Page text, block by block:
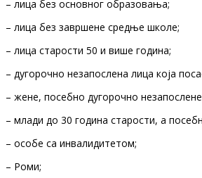
– лица без основног образовања;
– лица без завршене средње школе;
– лица старости 50 и више година;
– дугорочно незапослена лица која
– жене, посебно дугорочно
– млади до 30 година старости, а
– особе са инвалидитетом;
– Роми;